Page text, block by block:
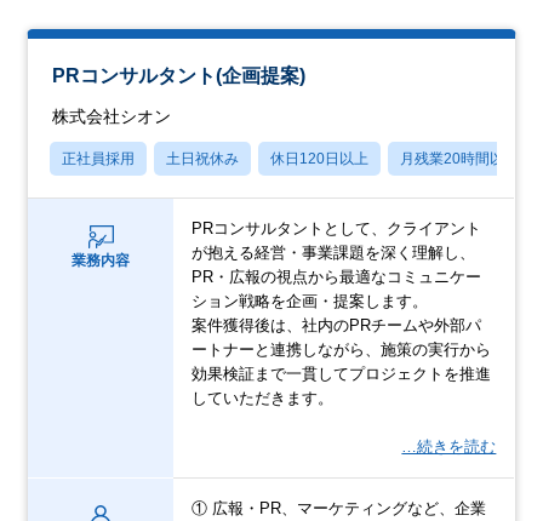
PRコンサルタント(企画提案)
株式会社シオン
正社員採用 土日祝休み 休日120日以上 月残業20時間以内
業務内容
PRコンサルタントとして、クライアント
が抱える経営・事業課題を深く理解し、
PR・広報の視点から最適なコミュニケー
ション戦略を企画・提案します。
案件獲得後は、社内のPRチームや外部パ
ートナーと連携しながら、施策の実行から
効果検証まで一貫してプロジェクトを推進
していただきます。
…続きを読む
① 広報・PR、マーケティングなど、企業